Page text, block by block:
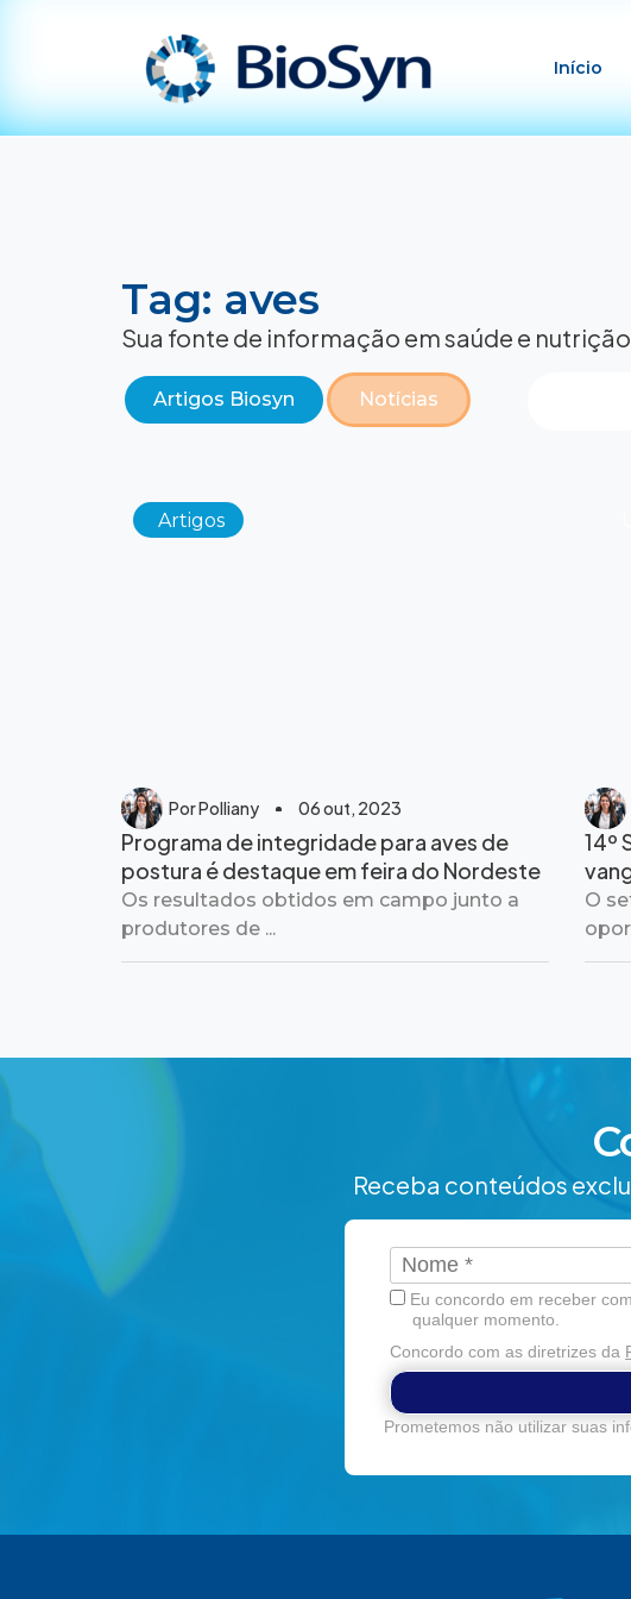
Início
Tag: aves
Sua fonte de informação em saúde e
Artigos Biosyn Notícias
Artigos
PorPolliany 06 out, 2023
Programa de integridade para aves de
postura é destaque em feira do Nordeste
Os resultados obtidos em campo junto a
produtores de ...
14º
O
Receba conteúdos
Eu concordo em receber
qualquer momento.
Concordo com as diretrizes da
Prometemos não utilizar suas